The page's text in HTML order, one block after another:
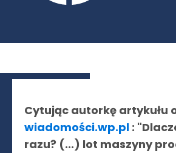
Cytując autorkę
wiadomości.wp.pl :
razu? (...) lot maszyny